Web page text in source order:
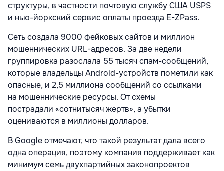
структуры, в частности почтовую службу США USPS
и нью-йоркский сервис оплаты проезда E-ZPass.
Сеть создала 9000 фейковых сайтов и миллион
мошеннических URL-адресов. За две недели
группировка разослала 55 тысяч спам-сообщений,
которые владельцы Android-устройств пометили как
опасные, и 2,5 миллиона сообщений со ссылками
на мошеннические ресурсы. От схемы
пострадали «сотнитысяч жертв», а убытки
оцениваются в миллионы долларов.
В Google отмечают, что такой результат дала всего
одна операция, поэтому компания поддерживает как
минимум семь двухпартийных законопроектов